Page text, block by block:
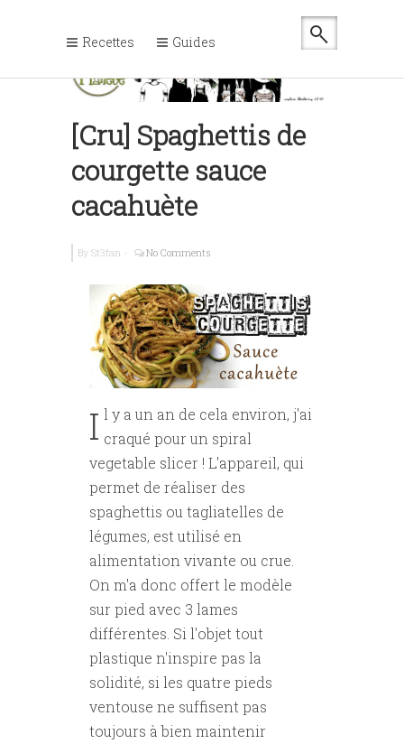
Recettes Guides
[Cru] Spaghettis de
courgette sauce
cacahuète
By St3fan - No Comments
I l y a un an de cela environ, j'ai
craqué pour un spiral
vegetable slicer ! L'appareil, qui
permet de réaliser des
spaghettis ou tagliatelles de
légumes, est utilisé en
alimentation vivante ou crue.
On m'a donc offert le modèle
sur pied avec 3 lames
différentes. Si l'objet tout
plastique n'inspire pas la
solidité, si les quatre pieds
ventouse ne suffisent pas
toujours à bien maintenir